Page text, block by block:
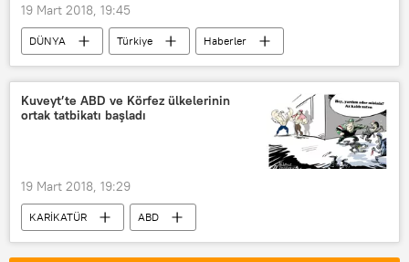
19 Mart 2018, 19:45
DÜNYA Türkiye
Haberler
Adana
İncirlik Hava Üssü
Kuveyt’te ABD ve Körfez ülkelerinin
ortak tatbikatı başladı
19 Mart 2018, 19:29
KARİKATÜR
ABD
Körfez ülkeleri
Kararlı Kartal tatbikatı